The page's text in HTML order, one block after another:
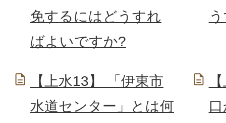
免するにはどうすれ
ばよいですか?
【上水13】 「伊東市
水道センター」とは何